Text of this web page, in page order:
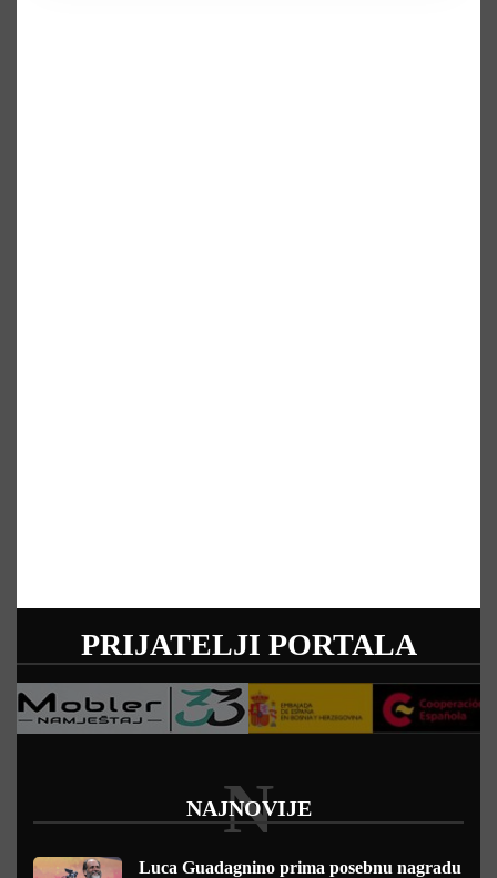
PRIJATELJI PORTALA
NAJNOVIJE
N
Luca Guadagnino prima posebnu nagradu